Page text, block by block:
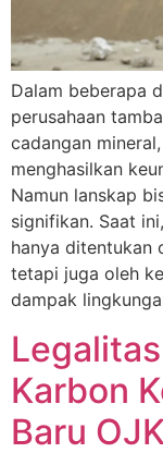
Dalam beberapa
perusahaan
cadangan
menghasilkan
Namun lanskap
signifikan. Saat
hanya ditentukan
tetapi juga oleh
dampak
Karbon
Baru